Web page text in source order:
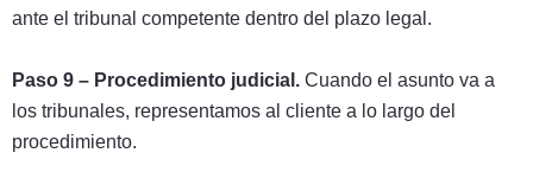
ante el tribunal competente dentro del plazo legal.
Paso 9 – Procedimiento judicial. Cuando el asunto va a
los tribunales, representamos al cliente a lo largo del
procedimiento.